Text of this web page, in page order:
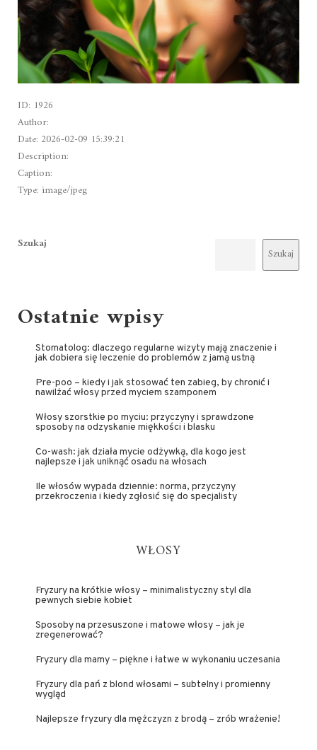
ID: 1926
Author:
Date: 2026-02-09 15:39:21
Description:
Caption:
Type: image/jpeg
Szukaj
Szukaj
Ostatnie wpisy
Stomatolog: dlaczego regularne wizyty mają znaczenie i
jak dobiera się leczenie do problemów z jamą ustną
Pre-poo – kiedy i jak stosować ten zabieg, by chronić i
nawilżać włosy przed myciem szamponem
Włosy szorstkie po myciu: przyczyny i sprawdzone
sposoby na odzyskanie miękkości i blasku
Co-wash: jak działa mycie odżywką, dla kogo jest
najlepsze i jak uniknąć osadu na włosach
Ile włosów wypada dziennie: norma, przyczyny
przekroczenia i kiedy zgłosić się do specjalisty
WŁOSY
Fryzury na krótkie włosy – minimalistyczny styl dla
pewnych siebie kobiet
Sposoby na przesuszone i matowe włosy – jak je
zregenerować?
Fryzury dla mamy – piękne i łatwe w wykonaniu uczesania
Fryzury dla pań z blond włosami – subtelny i promienny
wygląd
Najlepsze fryzury dla mężczyzn z brodą – zrób wrażenie!